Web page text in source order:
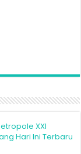
XXI
Hari Ini Terbaru